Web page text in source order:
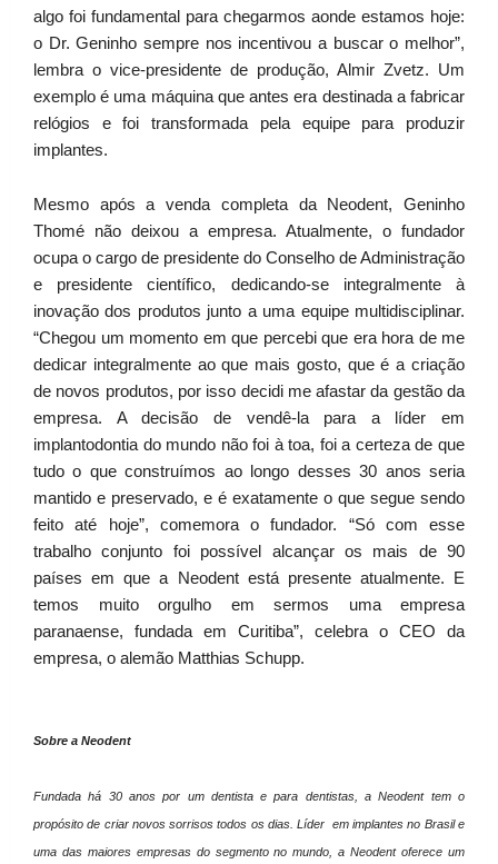
algo foi fundamental para chegarmos aonde estamos hoje:
o Dr. Geninho sempre nos incentivou a buscar o melhor”,
lembra o vice-presidente de produção, Almir Zvetz. Um
exemplo é uma máquina que antes era destinada a fabricar
relógios e foi transformada pela equipe para produzir
implantes.
Mesmo após a venda completa da Neodent, Geninho
Thomé não deixou a empresa. Atualmente, o fundador
ocupa o cargo de presidente do Conselho de Administração
e presidente científico, dedicando-se integralmente à
inovação dos produtos junto a uma equipe multidisciplinar.
“Chegou um momento em que percebi que era hora de me
dedicar integralmente ao que mais gosto, que é a criação
de novos produtos, por isso decidi me afastar da gestão da
empresa. A decisão de vendê-la para a líder em
implantodontia do mundo não foi à toa, foi a certeza de que
tudo o que construímos ao longo desses 30 anos seria
mantido e preservado, e é exatamente o que segue sendo
feito até hoje”, comemora o fundador. “Só com esse
trabalho conjunto foi possível alcançar os mais de 90
países em que a Neodent está presente atualmente. E
temos muito orgulho em sermos uma empresa
paranaense, fundada em Curitiba”, celebra o CEO da
empresa, o alemão Matthias Schupp.
Sobre a Neodent
Fundada há 30 anos por um dentista e para dentistas, a Neodent tem o
propósito de criar novos sorrisos todos os dias. Líder em implantes no Brasil e
uma das maiores empresas do segmento no mundo, a Neodent oferece um